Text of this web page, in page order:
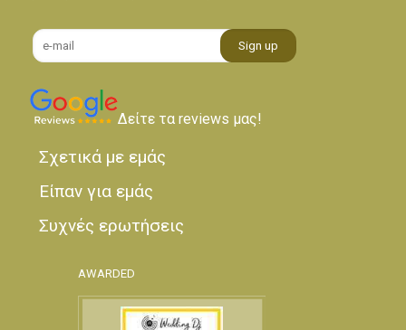
Δείτε τα reviews μας!
Σχετικά με εμάς
Είπαν για εμάς
Συχνές ερωτήσεις
AWARDED